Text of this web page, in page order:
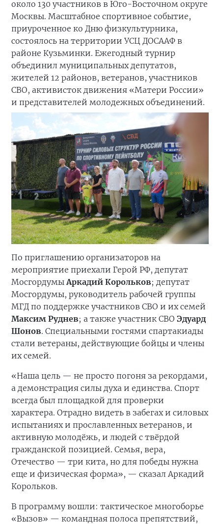
около 130 участников в Юго-Восточном округе
Москвы. Масштабное спортивное событие,
приуроченное ко Дню физкультурника,
состоялось на территории УСЦ ДОСААФ в
районе Кузьминки. Ежегодный турнир
объединил муниципальных депутатов,
жителей 12 районов, ветеранов, участников
СВО, активисток движения «Матери России»
и представителей молодежных объединений.
По приглашению организаторов на
мероприятие приехали Герой РФ, депутат
МосгордумыАркадий Корольков; депутат
Мосгордумы, руководитель рабочей группы
МГД по поддержке участников СВО и их семей
Максим Руднев; а также участник СВО Эдуард
Шонов. Специальными гостями спартакиады
стали ветераны, действующие бойцы и члены
их семей.
«Наша цель — не просто погоня за рекордами,
а демонстрация силы духа и единства. Спорт
всегда был площадкой для проверки
характера. Отрадно видеть в забегах и силовых
испытаниях и прославленных ветеранов, и
активную молодёжь, и людей с твёрдой
гражданской позицией. Семья, вера,
Отечество — три кита, но для победы нужна
еще и физическая форма», — сказал Аркадий
Корольков.
В программу вошли: тактическое многоборье
«Вызов» — командная полоса препятствий,